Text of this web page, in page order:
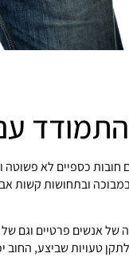
חובות כספיים לא
ובתחושות קשות
של אנשים פרטיים וגם
טעויות שביצע,